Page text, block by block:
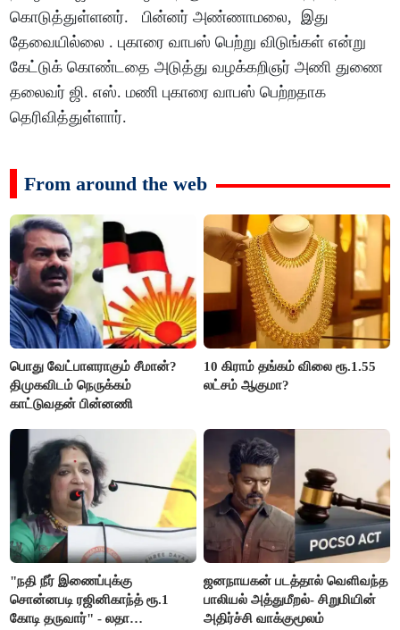
கொடுத்துள்ளனர். பின்னர் அண்ணாமலை, இது
தேவையில்லை . புகாரை வாபஸ் பெற்று விடுங்கள் என்று
கேட்டுக் கொண்டதை அடுத்து வழக்கறிஞர் அணி துணை
தலைவர் ஜி. எஸ். மணி புகாரை வாபஸ் பெற்றதாக
தெரிவித்துள்ளார்.
From around the web
பொது வேட்பாளராகும் சீமான்?
திமுகவிடம் நெருக்கம்
காட்டுவதன் பின்னணி
10 கிராம் தங்கம் விலை ரூ.1.55
லட்சம் ஆகுமா?
"நதி நீர் இணைப்புக்கு
சொன்னபடி ரஜினிகாந்த் ரூ.1
கோடி தருவார்" - லதா
ஜனநாயகன் படத்தால் வெளிவந்த
பாலியல் அத்துமீறல்- சிறுமியின்
அதிர்ச்சி வாக்குமூலம்